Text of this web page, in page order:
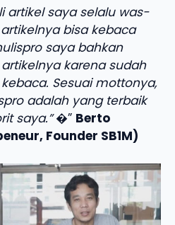
artikel saya selalu was-
bisa kebaca
saya bahkan
karena sudah
Sesuai mottonya,
adalah yang terbaik
saya.”�” Berto
Founder SB1M)